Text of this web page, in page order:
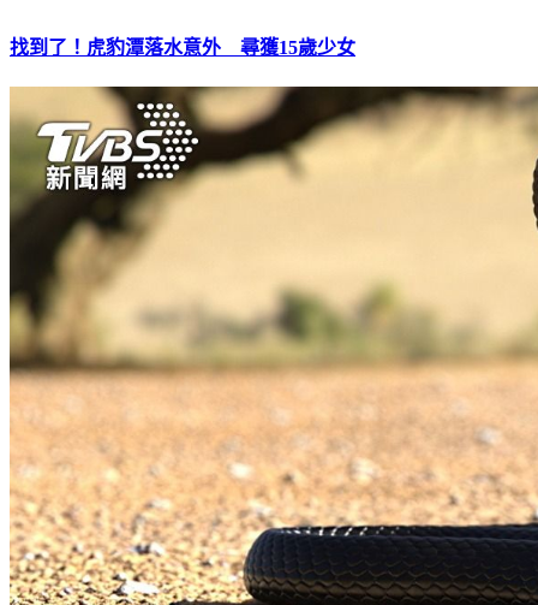
找到了！虎豹潭落水意外 尋獲15歲少女